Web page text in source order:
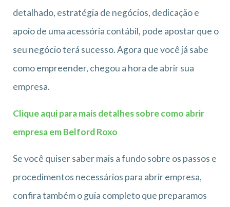
detalhado, estratégia de negócios, dedicação e
apoio de uma acessória contábil, pode apostar que o
seu negócio terá sucesso. Agora que você já sabe
como empreender, chegou a hora de abrir sua
empresa.
Clique aqui para mais detalhes sobre como abrir
empresa em Belford Roxo
Se você quiser saber mais a fundo sobre os passos e
procedimentos necessários para abrir empresa,
confira também o guia completo que preparamos